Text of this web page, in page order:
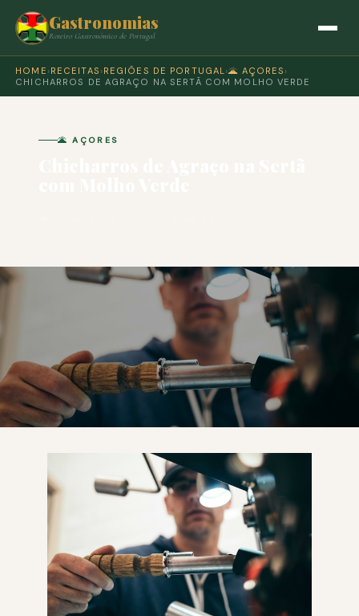
Gastronomias
Roteiro Gastronómico de Portugal
HOME › RECEITAS › REGIÕES DE PORTUGAL›🌋 AÇORES ›
CHICHARROS DE AGRAÇO NA SERTÃ COM MOLHO VERDE
🌋 AÇORES